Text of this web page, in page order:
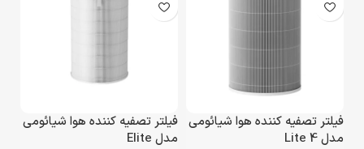
فیلتر تصفیه کننده هوا شیائومی
مدل 4 Lite
فیلتر تصفیه کننده هوا شیائومی
مدل Elite